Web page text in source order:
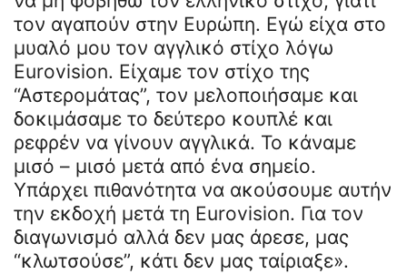
τον αγαπούν στην Ευρώπη. Εγώ είχα στο
μυαλό μου τον αγγλικό στίχο λόγω
Eurovision. Είχαμε τον στίχο της
“Αστερομάτας”, τον μελοποιήσαμε και
δοκιμάσαμε το δεύτερο κουπλέ και
ρεφρέν να γίνουν αγγλικά. Το κάναμε
μισό – μισό μετά από ένα σημείο.
Υπάρχει πιθανότητα να ακούσουμε αυτήν
την εκδοχή μετά τη Eurovision. Για τον
διαγωνισμό αλλά δεν μας άρεσε, μας
“κλωτσούσε”, κάτι δεν μας ταίριαξε».